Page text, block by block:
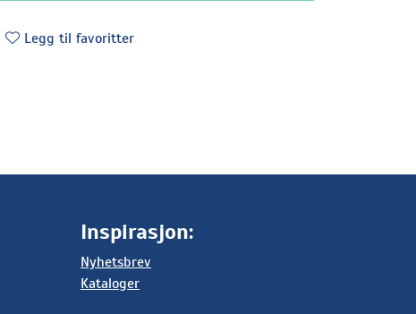
Legg til favoritter
Inspirasjon:
Nyhetsbrev
Kataloger